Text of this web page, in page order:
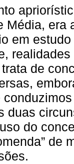
Média, era
em
de
duas
do